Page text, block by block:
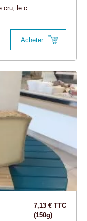
cru, le c...
Acheter
7,13 € TTC
(150g)